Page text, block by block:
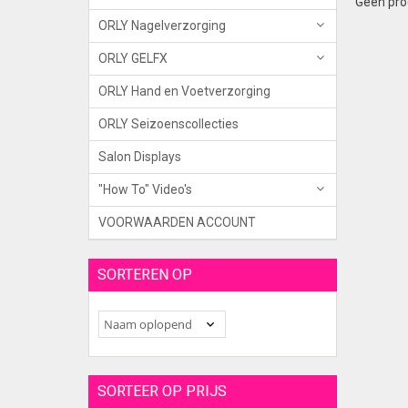
ORLY Nagelverzorging
ORLY GELFX
ORLY Hand en Voetverzorging
ORLY Seizoenscollecties
Salon Displays
"How To" Video's
VOORWAARDEN ACCOUNT
SORTEREN OP
SORTEER OP PRIJS